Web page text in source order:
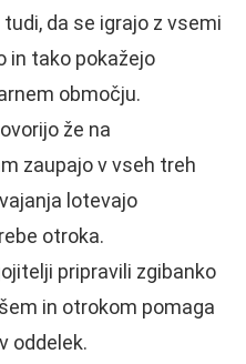
da se igrajo z vsemi
in tako pokažejo
območju.
že na
zaupajo v vseh treh
lotevajo
otroka.
pripravili zgibanko
in otrokom pomaga
oddelek.